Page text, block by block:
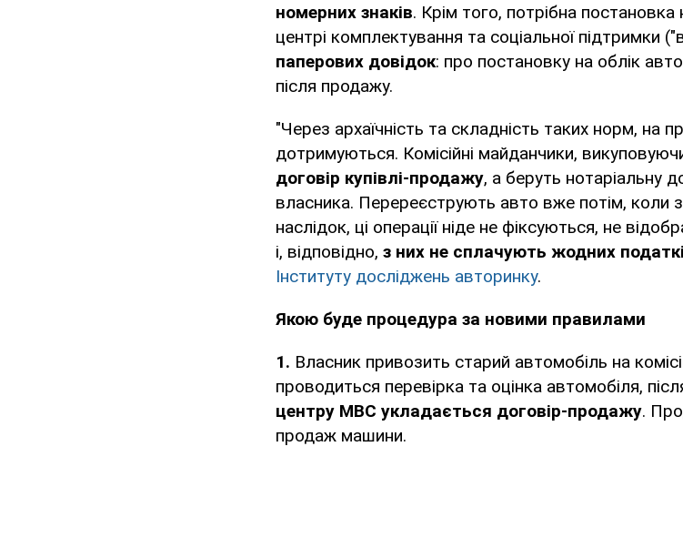
номерних знаків. Крім того, потрібна
центрі комплектування та соціальної підтримки
паперових довідок: про постановку на облік
після продажу.
"Через архаїчність та складність таких норм, на
дотримуються. Комісійні майданчики,
договір купівлі-продажу, а беруть нотаріальну
власника. Перереєструють авто вже потім, коли
наслідок, ці операції ніде не фіксуються, не
і, відповідно, з них не сплачують жодних
Інституту досліджень авторинку.
Якою буде процедура за новими правилами
1. Власник привозить старий автомобіль на
проводиться перевірка та оцінка автомобіля,
центру МВС укладається договір-продажу.
продаж машини.